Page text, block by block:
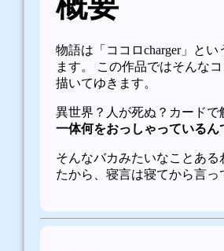
物語は「ココロcharger」と
ます。 この作品ではそんな
描いてゆきます。
異世界？人が死ぬ？カードで
一体何をおっしゃっているん
そんなバカみたいなことあ
たから、寝言は寝てから言っ